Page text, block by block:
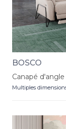
BOSCO
Canapé
Multiples